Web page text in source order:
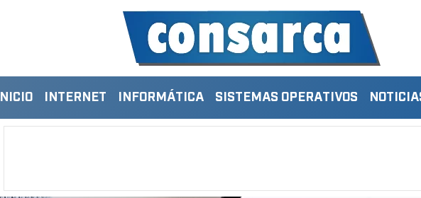
INICIO INTERNET INFORMÁTICA SISTEMAS OPERATIVOS